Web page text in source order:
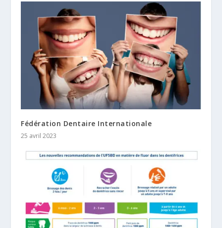
Fédération Dentaire Internationale
25 avril 2023